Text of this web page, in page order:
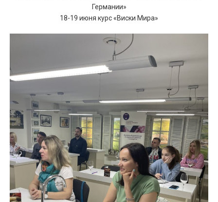
Германии»
18-19 июня курс «Виски Мира»